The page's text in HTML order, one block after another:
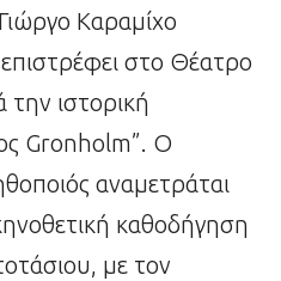
Καραμίχο
στο Θέατρο
την ιστορική
Gronholm”. Ο
αναμετράται
καθοδήγηση
με τον